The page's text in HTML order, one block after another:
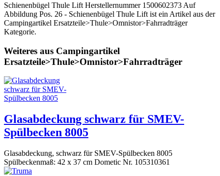
Schienenbügel Thule Lift Herstellernummer 1500602373 Auf
Abbildung Pos. 26 - Schienenbügel Thule Lift ist ein Artikel aus der
Campingartikel Ersatzteile>Thule>Omnistor>Fahrradträger
Kategorie.
Weiteres aus Campingartikel
Ersatzteile>Thule>Omnistor>Fahrradträger
Glasabdeckung schwarz für SMEV-
Spülbecken 8005
Glasabdeckung, schwarz für SMEV-Spülbecken 8005
Spülbeckenmaß: 42 x 37 cm Dometic Nr. 105310361